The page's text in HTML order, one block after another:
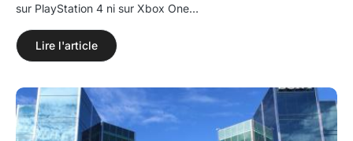
sur PlayStation 4 ni sur Xbox One…
Lire l'article